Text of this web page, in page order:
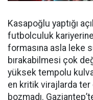
Kasapoğlu yaptığı
futbolculuk
formasına asla leke
bırakabilmesi çok
yüksek tempolu
en kritik virajlarda
bozmadı.